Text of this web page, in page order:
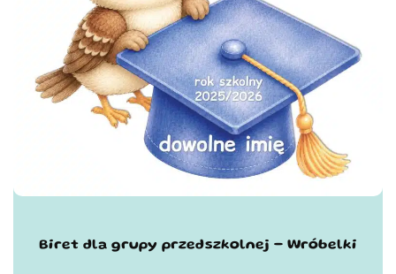
Biret dla grupy przedszkolnej - Wróbelki